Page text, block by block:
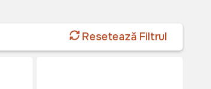
Resetează Filtrul